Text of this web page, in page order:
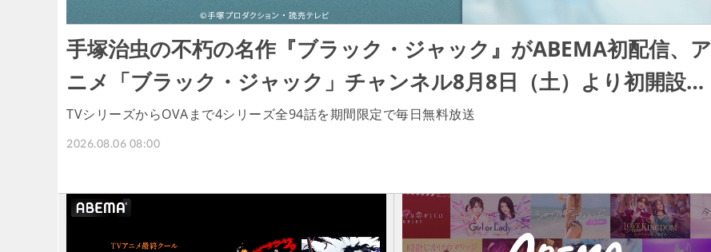
手塚治虫の不朽の名作『ブラック・ジャック』がABEMA初配信、ア
ニメ「ブラック・ジャック」チャンネル8月8日（土）より初開設…
TVシリーズからOVAまで4シリーズ全94話を期間限定で毎日無料放送
2026.08.06 08:00